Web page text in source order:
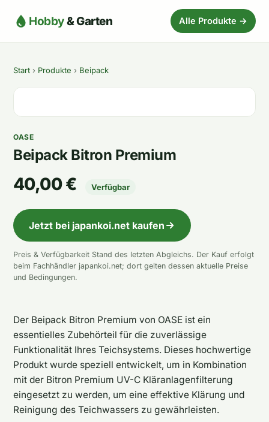
Hobby& Garten Alle Produkte →
Start › Produkte › Beipack
OASE
Beipack Bitron Premium
40,00 € Verfügbar
Jetzt bei japankoi.net kaufen
Preis & Verfügbarkeit Stand des letzten Abgleichs. Der Kauf erfolgt
beim Fachhändler japankoi.net; dort gelten dessen aktuelle Preise
und Bedingungen.
Der Beipack Bitron Premium von OASE ist ein
essentielles Zubehörteil für die zuverlässige
Funktionalität Ihres Teichsystems. Dieses hochwertige
Produkt wurde speziell entwickelt, um in Kombination
mit der Bitron Premium UV-C Kläranlagenfilterung
eingesetzt zu werden, um eine effektive Klärung und
Reinigung des Teichwassers zu gewährleisten.